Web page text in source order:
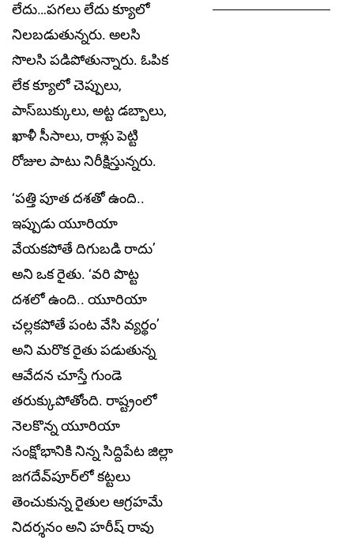
లేదు…పగలు లేదు క్యూలో
నిలబడుతున్నరు. అలసి
సొలసి పడిపోతున్నారు. ఓపిక
లేక క్యూలో చెప్పులు,
పాస్‌బుక్కులు, అట్ట డబ్బాలు,
ఖాళీ సీసాలు, రాళ్లు పెట్టి
రోజుల పాటు నిరీక్షిస్తున్నరు.
‘పత్తి పూత దశతో ఉంది..
ఇప్పుడు యూరియా
వేయకపోతే దిగుబడి రాదు’
అని ఒక రైతు. ‘వరి పొట్ట
దశలో ఉంది.. యూరియా
చల్లకపోతే పంట వేసి వ్యర్థం’
అని మరొక రైతు పడుతున్న
ఆవేదన చూస్తే గుండె
తరుక్కుపోతోంది. రాష్ట్రంలో
నెలకొన్న యూరియా
సంక్షోభానికి నిన్న సిద్దిపేట జిల్లా
జగదేవ్‌పూర్‌లో కట్టలు
తెంచుకున్న రైతుల ఆగ్రహమే
నిదర్శనం అని హ‌రీష్ రావు